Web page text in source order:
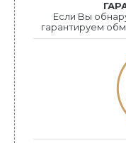
Если Bы
гарантируем